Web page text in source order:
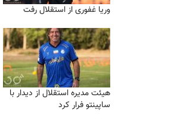
وریا غفوری از استقلال رفت
هیئت مدیره استقلال از دیدار با
ساپینتو فرار کرد